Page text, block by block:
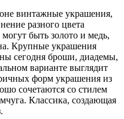
винтажные украшения,
разного цвета
быть золото и медь,
Крупные украшения
сегодня броши, диадемы,
варианте выглядит
форм украшения из
сочетаются со стилем
Классика, создающая